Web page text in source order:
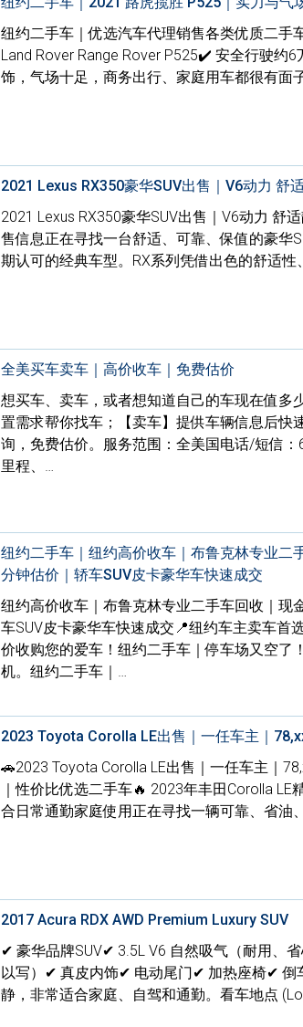
纽约二手车｜优选汽车代理销售各类优质二手
Land Rover Range Rover P525✔️ 安全行驶约
饰，气场十足，商务出行、家庭用车都很有面
2021 Lexus RX350豪华SUV出售｜V6动力 舒
2021 Lexus RX350豪华SUV出售｜V6动力 舒
售信息正在寻找一台舒适、可靠、保值的豪华
期认可的经典车型。RX系列凭借出色的舒适性
全美买车卖车｜高价收车｜免费估价
想买车、卖车，或者想知道自己的车现在值多
置需求帮你找车；【卖车】提供车辆信息后快
询，免费估价。服务范围：全美国电话/短信
里程、…
纽约二手车｜纽约高价收车｜布鲁克林专业二
分钟估价｜轿车SUV皮卡豪华车快速成交
纽约高价收车｜布鲁克林专业二手车回收｜现
车SUV皮卡豪华车快速成交📍纽约车主卖车首
价收购您的爱车！纽约二手车｜停车场又空了
机。纽约二手车｜…
2023 Toyota Corolla LE出售｜一任车主｜
🚗2023 Toyota Corolla LE出售｜一任车主｜
｜性价比优选二手车🔥 2023年丰田Corolla
合日常通勤家庭使用正在寻找一辆可靠、省油
2017 Acura RDX AWD Premium Luxury SUV
✔ 豪华品牌SUV✔ 3.5L V6 自然吸气（耐用、
以写）✔ 真皮内饰✔ 电动尾门✔ 加热座椅✔
静，非常适合家庭、自驾和通勤。看车地点